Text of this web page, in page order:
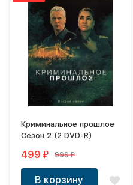
Криминальное прошлое
Сезон 2 (2 DVD-R)
499₽ 999₽
В корзину